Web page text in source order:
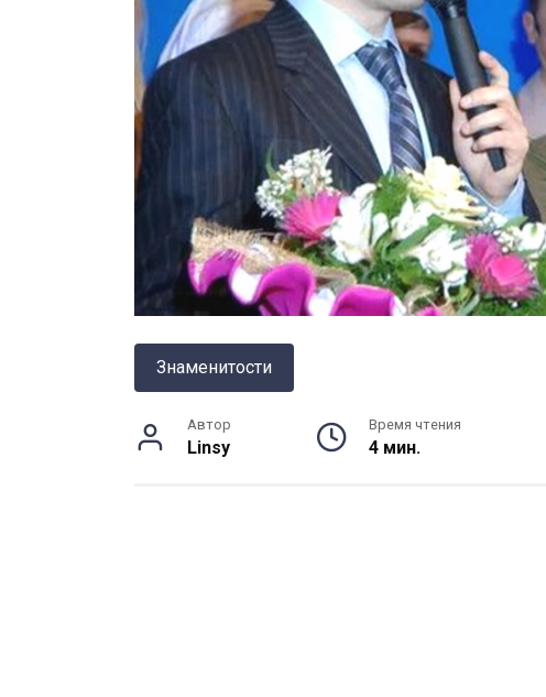
Знаменитости
Автор
Linsy
Время чтения
4 мин.